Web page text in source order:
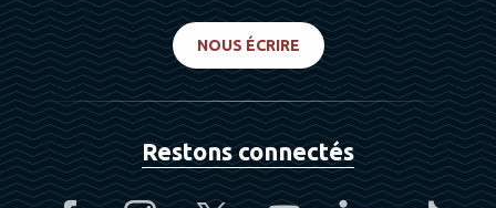
NOUS ÉCRIRE
Restons connectés